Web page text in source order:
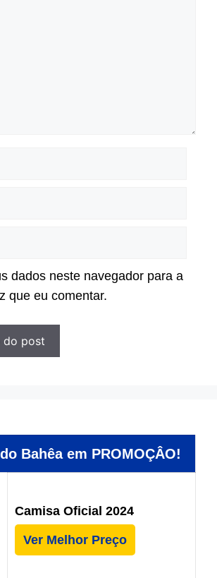
dados neste navegador para a
que eu comentar.
Bahêa em PROMOÇÂO!
Camisa Oficial 2024
Ver Melhor Preço